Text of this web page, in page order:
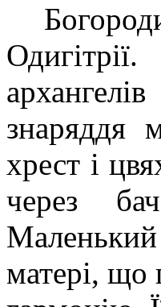
знаряддя
хрест і
через
матері, що